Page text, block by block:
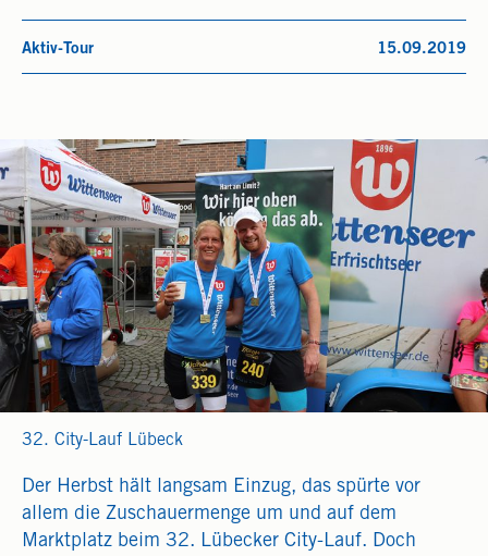
Aktiv-Tour 15.09.2019
32. City-Lauf Lübeck
Der Herbst hält langsam Einzug, das spürte vor
allem die Zuschauermenge um und auf dem
Marktplatz beim 32. Lübecker City-Lauf. Doch